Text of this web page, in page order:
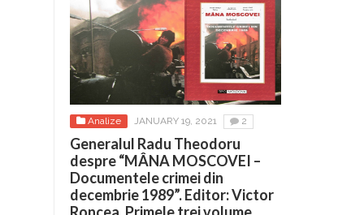
Analize JANUARY 19, 2021 2
Generalul Radu Theodoru
despre “MÂNA MOSCOVEI –
Documentele crimei din
decembrie 1989”. Editor: Victor